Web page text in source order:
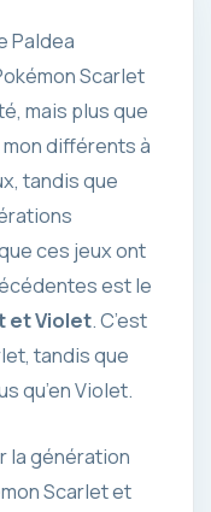
Paldea
Scarlet
mais plus que
différents à
tandis que
ces jeux ont
est le
et Violet. C’est
tandis que
qu’en Violet.
la génération
Scarlet et